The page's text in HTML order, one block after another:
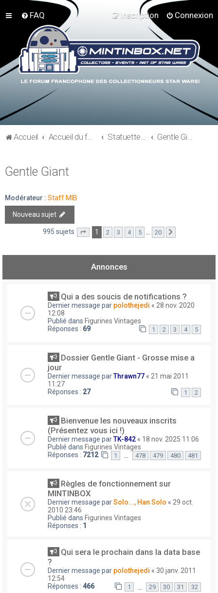
FAQ Connexion
Inscription
Accueil Accueil du forum Statuettes et résines Gentle Giant
Gentle Giant
Modérateur : Staff MIB
Nouveau sujet
995 sujets Page sur20
1 2 3 4 5 … 20
Annonces
Qui a des soucis de notifications ?
Dernier message par polothejedi « 28 nov. 2020
12:08
Publié dans Figurines Vintages
Réponses : 69 1 2 3 4 5
Dossier Gentle Giant - Grosse mise a
jour
Dernier message parThrawn77 « 21 mai 2011
11:27
Réponses : 27 1 2
Bienvenue les nouveaux inscrits
(Présentez vous ici !)
Dernier message parTK-842 « 18 nov. 2025 11:06
Publié dans Figurines Vintages
Réponses : 7212 1 … 478 479 480 481
Règles de fonctionnement sur
MINTINBOX
Dernier message parSolo..., Han Solo « 29 oct.
2010 23:46
Publié dans Figurines Vintages
Réponses : 1
Qui sera le prochain dans la data base
?
Dernier message par polothejedi « 30 janv. 2011
12:54
Réponses : 466 1 29 30 31 32